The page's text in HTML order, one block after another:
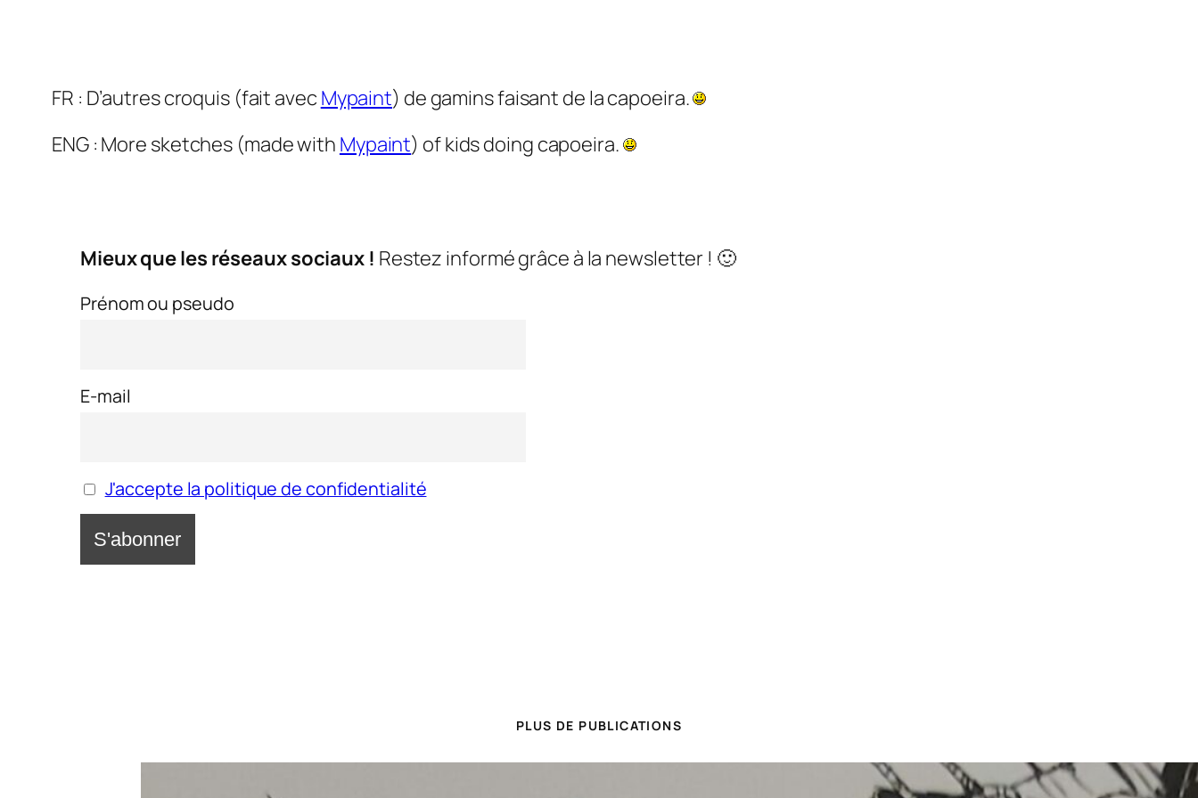
FR : D’autres croquis (fait avec Mypaint) de gamins faisant de la capoeira.
ENG : More sketches (made with Mypaint) of kids doing capoeira.
Mieux que les réseaux sociaux ! Restez informé grâce à la newsletter ! 🙂
Prénom ou pseudo
E-mail
J'accepte la politique de confidentialité
PLUS DE PUBLICATIONS